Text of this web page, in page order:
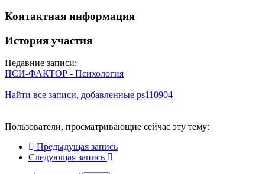
Контактная информация
История участия
Недавние записи:
ПСИ-ФАКТОР - Психология
Найти все записи, добавленные ps110904
Пользователи, просматривающие сейчас эту тему:
Предыдущая запись
Следующая запись